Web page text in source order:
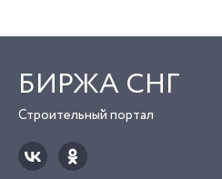
БИРЖА СНГ
Строительный портал